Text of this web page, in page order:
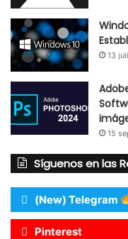
13
15
Síguenos en las
(New) Telegram
Pinterest